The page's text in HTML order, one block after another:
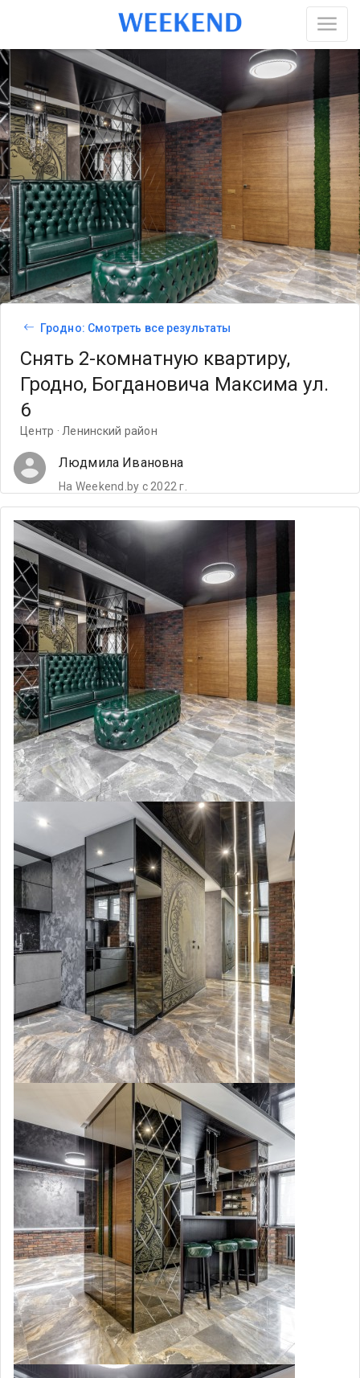
Гродно: Смотреть все результаты
Снять 2-комнатную квартиру,
Гродно, Богдановича Максима ул.
6
Центр · Ленинский район
Людмила Ивановна
На Weekend.by с 2022 г.